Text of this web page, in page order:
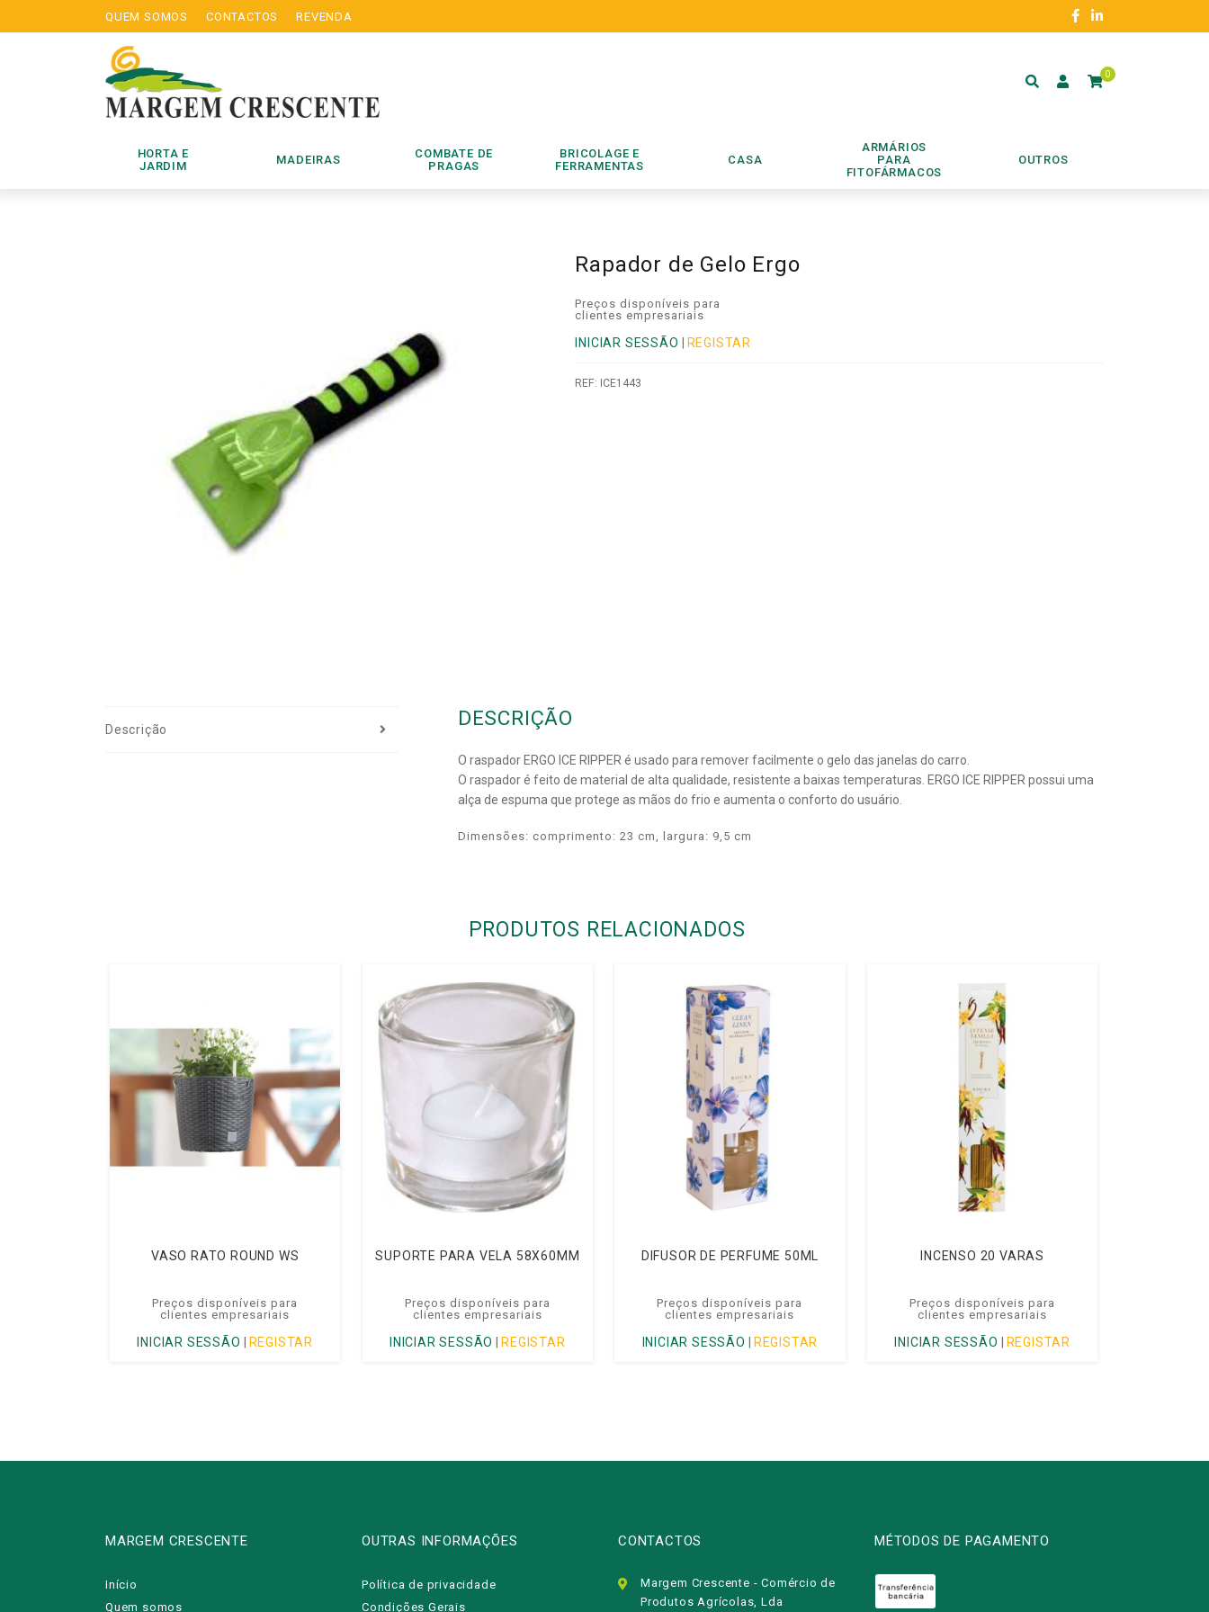
QUEM SOMOS CONTACTOS REVENDA
0
HORTA E
JARDIM
MADEIRAS
COMBATE DE
PRAGAS
BRICOLAGE E
FERRAMENTAS
CASA
ARMÁRIOS
PARA
FITOFÁRMACOS
OUTROS
Rapador de Gelo Ergo
Preços disponíveis para
clientes empresariais
INICIAR SESSÃO REGISTAR
REF: ICE1443
Descrição DESCRIÇÃO
O raspador ERGO ICE RIPPER é usado para remover facilmente o gelo das janelas do carro.
O raspador é feito de material de alta qualidade, resistente a baixas temperaturas. ERGO ICE RIPPER possui uma
alça de espuma que protege as mãos do frio e aumenta o conforto do usuário.
Dimensões: comprimento: 23 cm, largura: 9,5 cm
PRODUTOS RELACIONADOS
VASO RATO ROUND WS
Preços disponíveis para
clientes empresariais
INICIAR SESSÃO REGISTAR
SUPORTE PARA VELA 58X60MM
Preços disponíveis para
clientes empresariais
INICIAR SESSÃO REGISTAR
DIFUSOR DE PERFUME 50ML
Preços disponíveis para
clientes empresariais
INICIAR SESSÃO REGISTAR
INCENSO 20 VARAS
Preços disponíveis para
clientes empresariais
INICIAR SESSÃO REGISTAR
MARGEM CRESCENTE
Início
Quem somos
OUTRAS INFORMAÇÕES
Política de privacidade
Condições Gerais
CONTACTOS
Margem Crescente - Comércio de
Produtos Agrícolas, Lda
MÉTODOS DE PAGAMENTO